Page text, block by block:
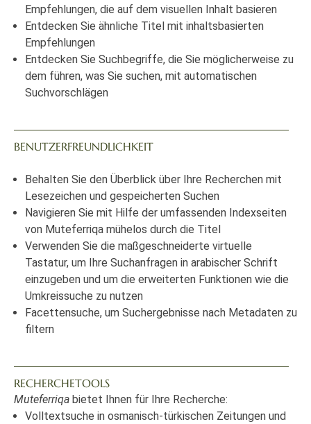
Empfehlungen, die auf dem visuellen Inhalt basieren
Entdecken Sie ähnliche Titel mit inhaltsbasierten
Empfehlungen
Entdecken Sie Suchbegriffe, die Sie möglicherweise zu
dem führen, was Sie suchen, mit automatischen
Suchvorschlägen
BENUTZERFREUNDLICHKEIT
Behalten Sie den Überblick über Ihre Recherchen mit
Lesezeichen und gespeicherten Suchen
Navigieren Sie mit Hilfe der umfassenden Indexseiten
von Muteferriqa mühelos durch die Titel
Verwenden Sie die maßgeschneiderte virtuelle
Tastatur, um Ihre Suchanfragen in arabischer Schrift
einzugeben und um die erweiterten Funktionen wie die
Umkreissuche zu nutzen
Facettensuche, um Suchergebnisse nach Metadaten zu
filtern
RECHERCHETOOLS
Muteferriqa bietet Ihnen für Ihre Recherche:
Volltextsuche in osmanisch-türkischen Zeitungen und